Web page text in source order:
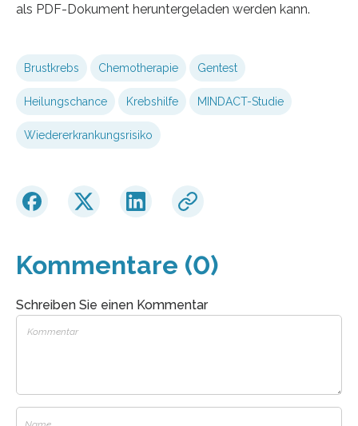
als PDF-Dokument heruntergeladen werden kann.
Brustkrebs Chemotherapie Gentest
Heilungschance Krebshilfe MINDACT-Studie
Wiedererkrankungsrisiko
Kommentare (0)
Schreiben Sie einen Kommentar